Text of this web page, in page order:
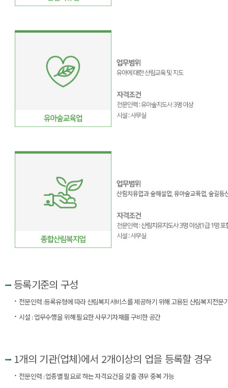
등록기준의 구성
전문인력 :등록유형에 따라 산림복지서비스를 제공하기 위해 고용된 산림복지전문
시설 : 업무수행을 위해 필요한 사무기자재를 구비한 공간
1개의 기관(업체)에서 2개이상의 업을 등록할 경우
전문인력 : 업종별 필요로 하는 자격요건을 갖출 경우 중복 가능